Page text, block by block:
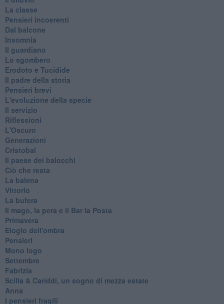
La classe
Pensieri incoerenti
Dal balcone
Insomnia
Il guardiano
Lo sgombero
Erodoto e Tucidide
Il padre della storia
Pensieri brevi
L'evoluzione della specie
Il servizio
Riflessioni
L'Oscuro
Generazioni
Cristobal
Il paese dei balocchi
Ciò che resta
La balena
Vittorio
La bufera
Il mago, la pera e il Bar la Posta
Primavera
Elogio dell'ombra
Pensieri
Mono logo
Settembre
Fabrizia
​Scilla & Cariddi, un sogno di mezza estate
Anna
I pensieri fragili